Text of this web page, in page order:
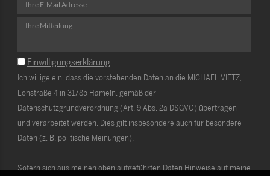
Einwilligungserklärung
Ich willige ein, dass die vorstehenden Daten an die MICHAEL VIETZ,
Lohstraße 4 in 31785 Hameln, gemäß der
Datenschutzgrundverordnung (Art. 9 Abs. 2a DSGVO) übertragen
und verarbeitet werden. Dies gilt insbesondere auch für besondere
Daten (z. B. politische Meinungen).
Sofern sich aus meinen oben aufgeführten Daten Hinweise auf meine